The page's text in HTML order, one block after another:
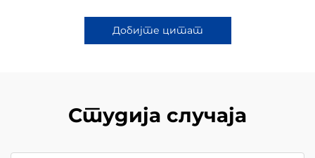
Добијте цитат
Студија случаја